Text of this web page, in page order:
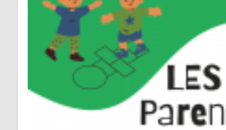
Lasfaillades
Le Bez
Le Masnau-
Montfa
Roquecourbe
Saint-Germier
pour